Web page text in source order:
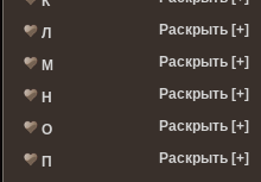
Л Раскрыть [+]
М Раскрыть [+]
Н Раскрыть [+]
О Раскрыть [+]
П Раскрыть [+]